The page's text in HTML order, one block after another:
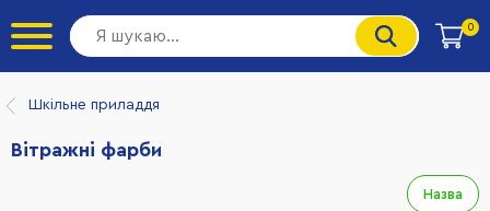
0
Шкільне приладдя
Вітражні фарби
Назва